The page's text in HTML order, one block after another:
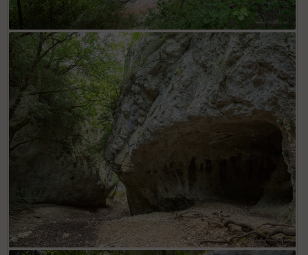
Gorges de la Nesque